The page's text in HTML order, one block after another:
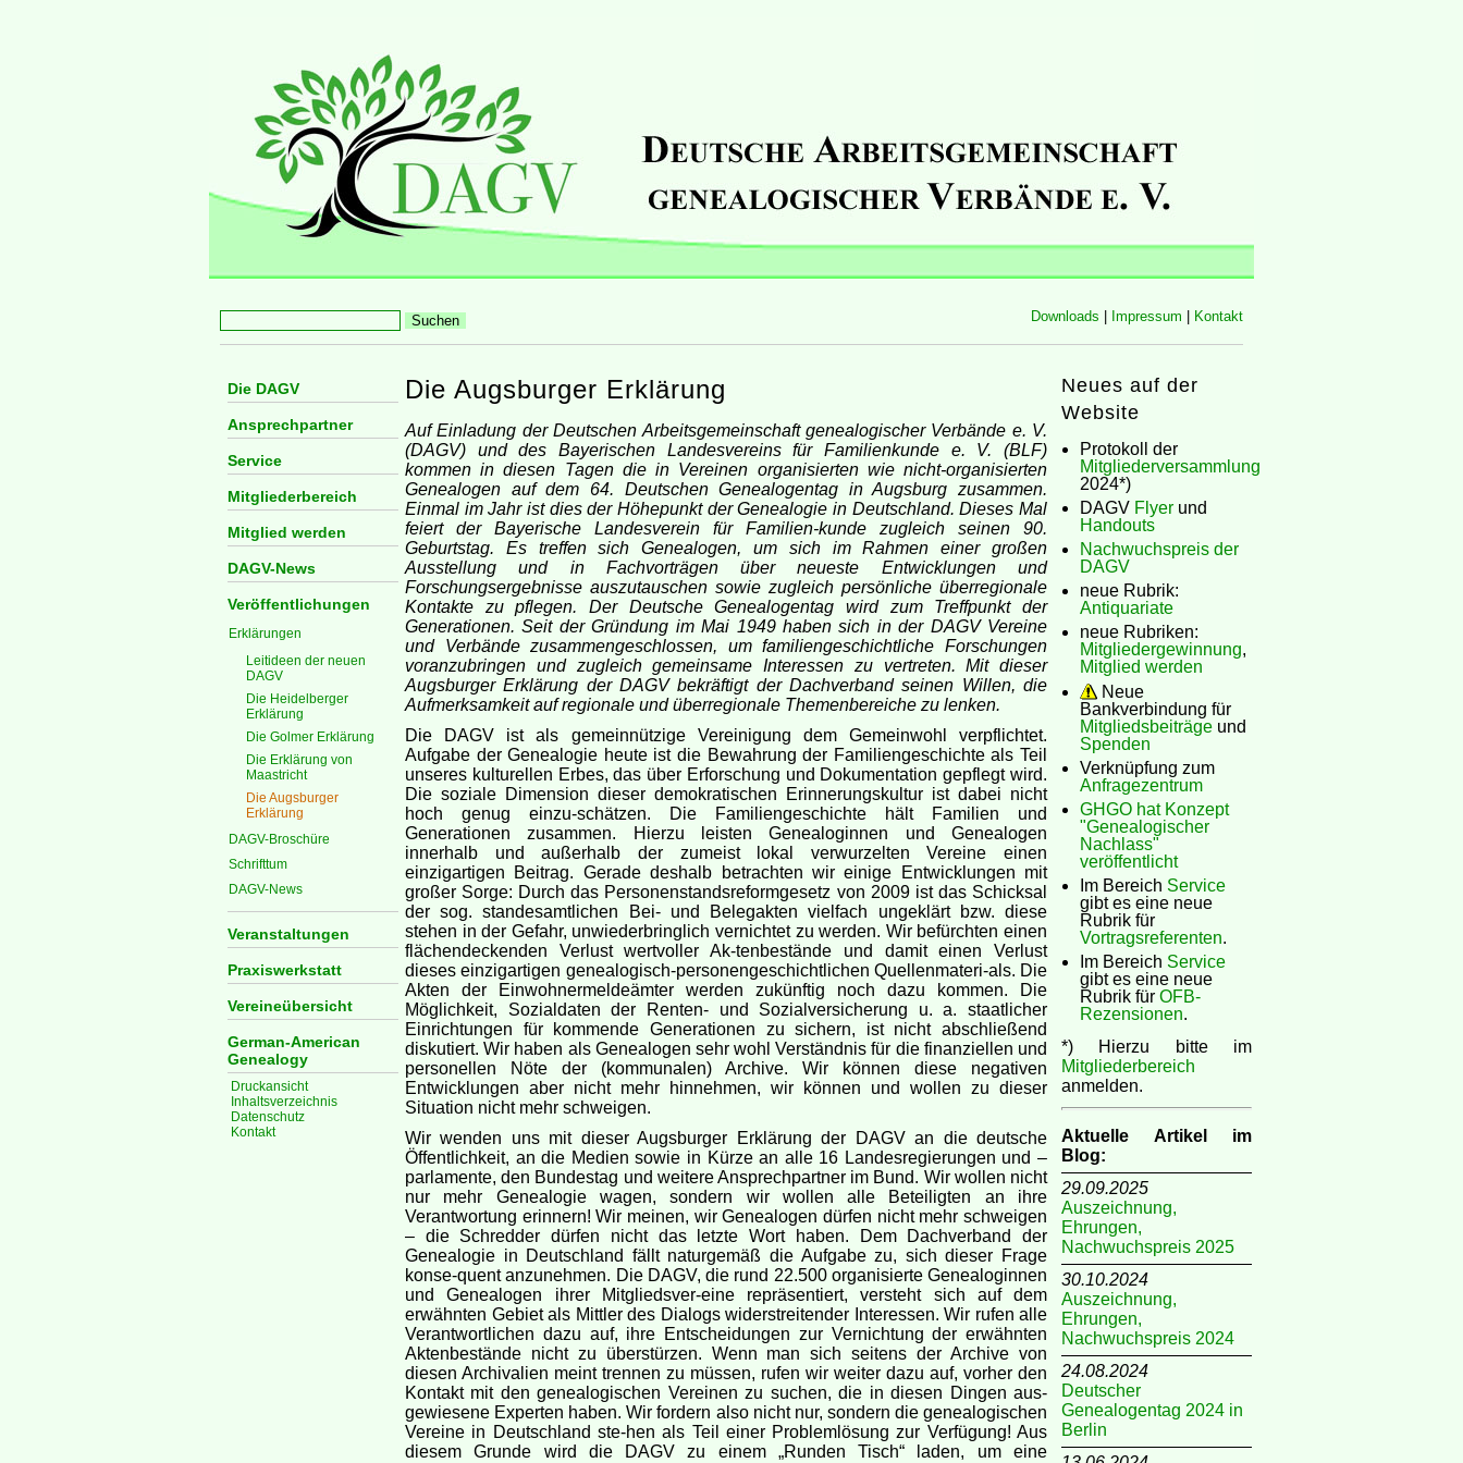
Downloads Impressum Kontakt
Die DAGV
Ansprechpartner
Service
Mitgliederbereich
Mitglied werden
DAGV-News
Veröffentlichungen
Erklärungen
Leitideen der neuen
DAGV
Die Heidelberger
Erklärung
Die Golmer Erklärung
Die Erklärung von
Maastricht
Die Augsburger
Erklärung
DAGV-Broschüre
Schrifttum
DAGV-News
Veranstaltungen
Praxiswerkstatt
Vereineübersicht
German-American
Genealogy
Druckansicht
Inhaltsverzeichnis
Datenschutz
Kontakt
Neues auf der
Website
Protokoll der
Mitgliederversammlung
2024*)
DAGV Flyer und
Handouts
Nachwuchspreis der
DAGV
neue Rubrik:
Antiquariate
neue Rubriken:
Mitgliedergewinnung,
Mitglied werden
Neue
Bankverbindung für
Mitgliedsbeiträge und
Spenden
Verknüpfung zum
Anfragezentrum
GHGO hat Konzept
"Genealogischer
Nachlass"
veröffentlicht
Im Bereich Service
gibt es eine neue
Rubrik für
Vortragsreferenten.
Im Bereich Service
gibt es eine neue
Rubrik für OFB-
Rezensionen.
*) Hierzu bitte im
Mitgliederbereich
anmelden.
Aktuelle Artikel im
Blog:
29.09.2025
Auszeichnung,
Ehrungen,
Nachwuchspreis 2025
30.10.2024
Auszeichnung,
Ehrungen,
Nachwuchspreis 2024
24.08.2024
Deutscher
Genealogentag 2024 in
Berlin
Die Augsburger Erklärung
Auf Einladung der Deutschen Arbeitsgemeinschaft genealogischer Verbände e. V.
(DAGV) und des Bayerischen Landesvereins für Familienkunde e. V. (BLF)
kommen in diesen Tagen die in Vereinen organisierten wie nicht-organisierten
Genealogen auf dem 64. Deutschen Genealogentag in Augsburg zusammen.
Einmal im Jahr ist dies der Höhepunkt der Genealogie in Deutschland. Dieses Mal
feiert der Bayerische Landesverein für Familien-kunde zugleich seinen 90.
Geburtstag. Es treffen sich Genealogen, um sich im Rahmen einer großen
Ausstellung und in Fachvorträgen über neueste Entwicklungen und
Forschungsergebnisse auszutauschen sowie zugleich persönliche überregionale
Kontakte zu pflegen. Der Deutsche Genealogentag wird zum Treffpunkt der
Generationen. Seit der Gründung im Mai 1949 haben sich in der DAGV Vereine
und Verbände zusammengeschlossen, um familiengeschichtliche Forschungen
voranzubringen und zugleich gemeinsame Interessen zu vertreten. Mit dieser
Augsburger Erklärung der DAGV bekräftigt der Dachverband seinen Willen, die
Aufmerksamkeit auf regionale und überregionale Themenbereiche zu lenken.
Die DAGV ist als gemeinnützige Vereinigung dem Gemeinwohl verpflichtet.
Aufgabe der Genealogie heute ist die Bewahrung der Familiengeschichte als Teil
unseres kulturellen Erbes, das über Erforschung und Dokumentation gepflegt wird.
Die soziale Dimension dieser demokratischen Erinnerungskultur ist dabei nicht
hoch genug einzu-schätzen. Die Familiengeschichte hält Familien und
Generationen zusammen. Hierzu leisten Genealoginnen und Genealogen
innerhalb und außerhalb der zumeist lokal verwurzelten Vereine einen
einzigartigen Beitrag. Gerade deshalb betrachten wir einige Entwicklungen mit
großer Sorge: Durch das Personenstandsreformgesetz von 2009 ist das Schicksal
der sog. standesamtlichen Bei- und Belegakten vielfach ungeklärt bzw. diese
stehen in der Gefahr, unwiederbringlich vernichtet zu werden. Wir befürchten einen
flächendeckenden Verlust wertvoller Ak-tenbestände und damit einen Verlust
dieses einzigartigen genealogisch-personengeschichtlichen Quellenmateri-als. Die
Akten der Einwohnermeldeämter werden zukünftig noch dazu kommen. Die
Möglichkeit, Sozialdaten der Renten- und Sozialversicherung u. a. staatlicher
Einrichtungen für kommende Generationen zu sichern, ist nicht abschließend
diskutiert. Wir haben als Genealogen sehr wohl Verständnis für die finanziellen und
personellen Nöte der (kommunalen) Archive. Wir können diese negativen
Entwicklungen aber nicht mehr hinnehmen, wir können und wollen zu dieser
Situation nicht mehr schweigen.
Wir wenden uns mit dieser Augsburger Erklärung der DAGV an die deutsche
Öffentlichkeit, an die Medien sowie in Kürze an alle 16 Landesregierungen und –
parlamente, den Bundestag und weitere Ansprechpartner im Bund. Wir wollen nicht
nur mehr Genealogie wagen, sondern wir wollen alle Beteiligten an ihre
Verantwortung erinnern! Wir meinen, wir Genealogen dürfen nicht mehr schweigen
– die Schredder dürfen nicht das letzte Wort haben. Dem Dachverband der
Genealogie in Deutschland fällt naturgemäß die Aufgabe zu, sich dieser Frage
konse-quent anzunehmen. Die DAGV, die rund 22.500 organisierte Genealoginnen
und Genealogen ihrer Mitgliedsver-eine repräsentiert, versteht sich auf dem
erwähnten Gebiet als Mittler des Dialogs widerstreitender Interessen. Wir rufen alle
Verantwortlichen dazu auf, ihre Entscheidungen zur Vernichtung der erwähnten
Aktenbestände nicht zu überstürzen. Wenn man sich seitens der Archive von
diesen Archivalien meint trennen zu müssen, rufen wir weiter dazu auf, vorher den
Kontakt mit den genealogischen Vereinen zu suchen, die in diesen Dingen aus-
gewiesene Experten haben. Wir fordern also nicht nur, sondern die genealogischen
Vereine in Deutschland ste-hen als Teil einer Problemlösung zur Verfügung! Aus
diesem Grunde wird die DAGV zu einem „Runden Tisch“ laden, um eine